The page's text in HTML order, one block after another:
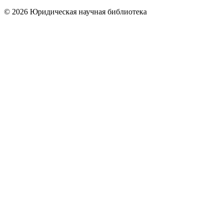
© 2026 Юридическая научная библиотека